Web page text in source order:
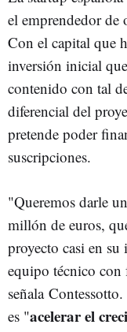
el emprendedor de
Con el capital que
inversión inicial
contenido con tal
diferencial del
pretende poder
suscripciones.
"Queremos darle un
millón de euros,
proyecto casi en
equipo técnico con
señala
es "acelerar el